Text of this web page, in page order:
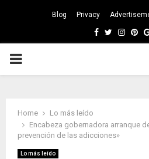
Blog Privacy
Facebook
Twitter
PRIMARY
Home
Lo más leído
Encabeza gobernadora arranque
prevención de las adicciones»
Lo más leído